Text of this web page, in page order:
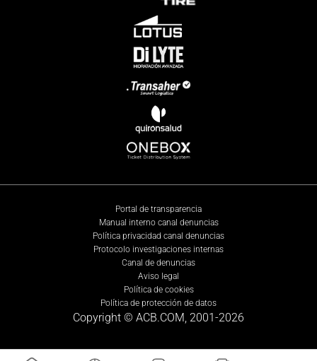
Portal de transparencia
Manual interno canal denuncias
Política privacidad canal denuncias
Protocolo investigaciones internas
Canal de denuncias
Aviso legal
Política de cookies
Política de protección de datos
Copyright © ACB.COM, 2001-2026